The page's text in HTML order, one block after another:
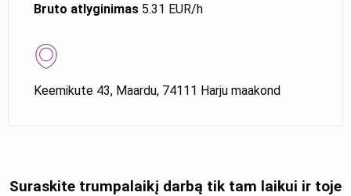
Bruto atlyginimas 5.31 EUR/h
Keemikute 43, Maardu, 74111 Harju maakond
Suraskite trumpalaikį darbą tik tam laikui ir toje